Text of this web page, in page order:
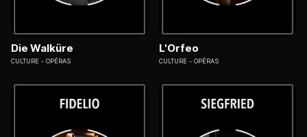
Die Walküre
CULTURE OPÉRAS
L'Orfeo
CULTURE OPÉRAS